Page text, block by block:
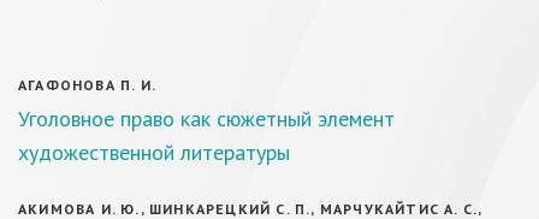
АГАФОНОВА П. И.
Уголовное право как сюжетный элемент
художественной литературы
АКИМОВА И. Ю., ШИНКАРЕЦКИЙ С. П., МАРЧУКАЙТИС А. С.,